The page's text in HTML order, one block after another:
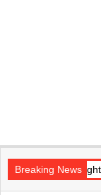
Navigation
Menu
Breaking News
«Ray of Light»